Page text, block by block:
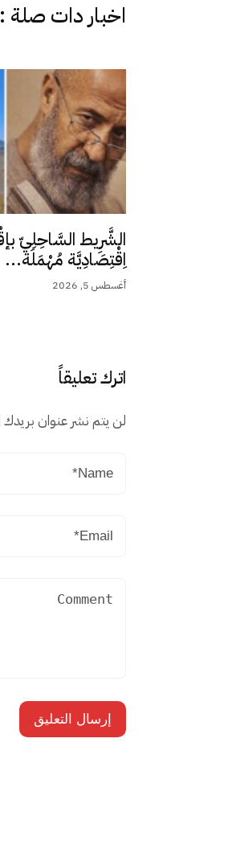
اخبار دات صلة :
الشَّرِيط السَّاحِلِيّ
اِقْتِصَادِيَّة مُهْمَلَة...
أغسطس 5, 2026
اترك تعليقاً
لن يتم نشر عنوان بريدك